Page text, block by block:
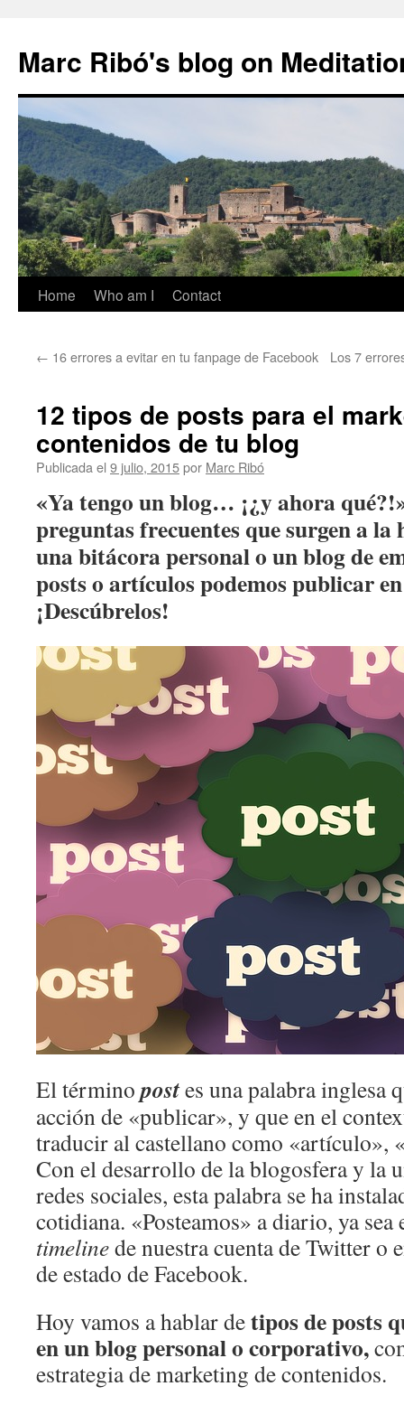
Marc Ribó's blog on
Saltar
contenido
Home Who am I Contact
← 16 errores a evitar en tu fanpage de Facebook Los 7
12 tipos de posts para el
contenidos de tu blog
Publicada el 9 julio, 2015por Marc Ribó
«Ya tengo un blog… ¡¿y ahora
preguntas frecuentes que surgen a
una bitácora personal o un blog de
posts o artículos podemos publicar
¡Descúbrelos!
El términopostes una palabra inglesa
acción de «publicar», y que en el
traducir al castellano como «artículo»,
Con el desarrollo de la blogosfera y la
redes sociales, esta palabra se ha
cotidiana. «Posteamos» a diario, ya sea
timelinede nuestra cuenta de Twitter o
de estado de Facebook.
Hoy vamos a hablar detipos de posts
en un blog personal o corporativo,
estrategia de marketing de contenidos.